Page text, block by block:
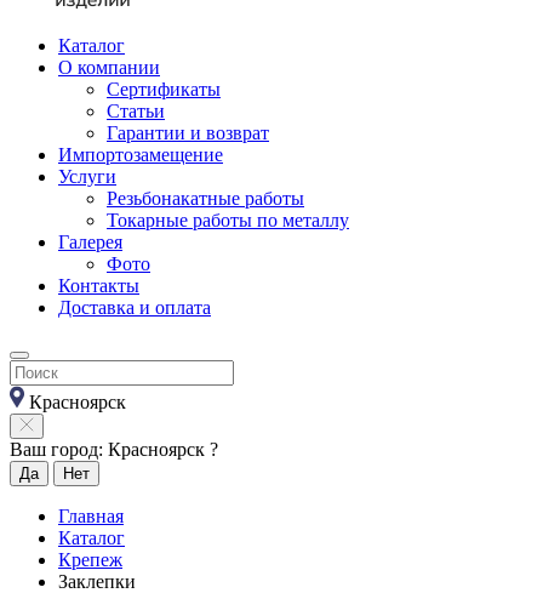
Каталог
О компании
Сертификаты
Статьи
Гарантии и возврат
Импортозамещение
Услуги
Резьбонакатные работы
Токарные работы по металлу
Галерея
Фото
Контакты
Доставка и оплата
Красноярск
Ваш город: Красноярск ?
Да Нет
Главная
Каталог
Крепеж
Заклепки